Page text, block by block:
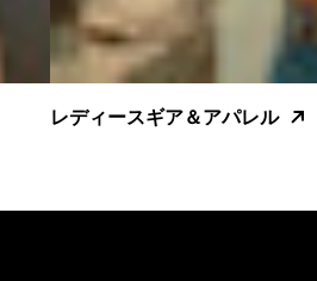
レディースギア＆アパレル